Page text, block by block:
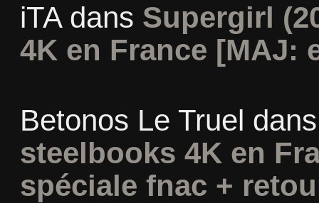
iTAdans Supergirl
4K en France [MAJ:
Betonos Le Truel
steelbooks 4K en
spéciale fnac +